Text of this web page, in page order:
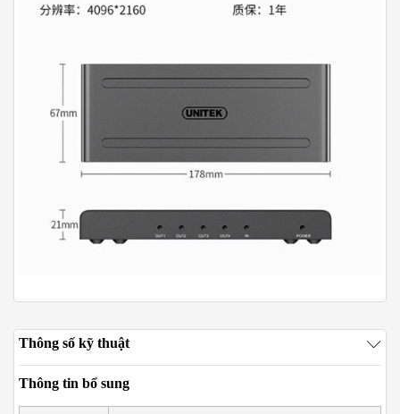
Thông số kỹ thuật
Thông tin bổ sung